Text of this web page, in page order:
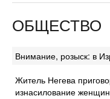
ОБЩЕСТВО
Внимание, розыск: в
Житель Негева
изнасилование